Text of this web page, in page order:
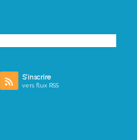
S’inscrire
vers flux RSS